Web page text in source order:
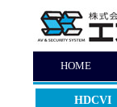
HOME
HDCVI